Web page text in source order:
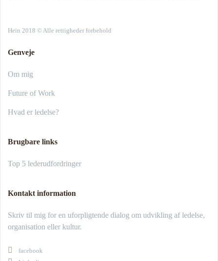
Hein 2018 © Alle rettigheder forbehold
Genveje
Om mig
Future of Work
Hvad er ledelse?
Brugbare links
Top 5 lederudfordringer
Kontakt information
Skriv til mig for en uforpligtende dialog om udvikling af ledelse,
organisation eller kultur.
facebook